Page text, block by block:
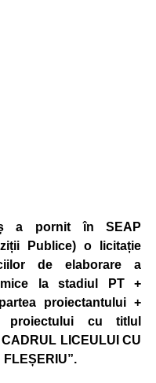
a pornit în SEAP
Publice) o licitație
de elaborare a
la stadiul PT +
proiectantului +
cu titlul
LICEULUI CU
FLEȘERIU”.